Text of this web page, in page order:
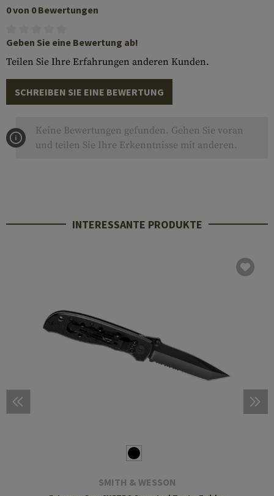
0 von 0 Bewertungen
Geben Sie eine Bewertung ab!
Teilen Sie Ihre Erfahrungen anderen Kunden.
SCHREIBEN SIE EINE BEWERTUNG
Keine Bewertungen gefunden. Gehen Sie voran
und teilen Sie Ihre Erkenntnisse mit anderen.
INTERESSANTE PRODUKTE
SMITH & WESSON